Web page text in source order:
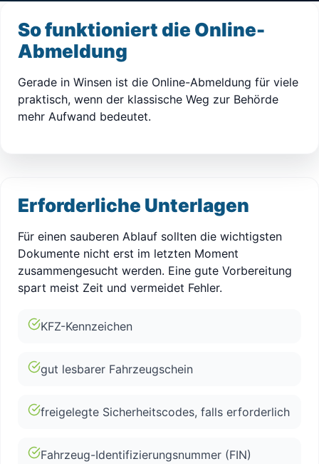
So funktioniert die Online-
Abmeldung
Gerade in Winsen ist die Online-Abmeldung für viele
praktisch, wenn der klassische Weg zur Behörde
mehr Aufwand bedeutet.
Erforderliche Unterlagen
Für einen sauberen Ablauf sollten die wichtigsten
Dokumente nicht erst im letzten Moment
zusammengesucht werden. Eine gute Vorbereitung
spart meist Zeit und vermeidet Fehler.
KFZ-Kennzeichen
gut lesbarer Fahrzeugschein
freigelegte Sicherheitscodes, falls erforderlich
Fahrzeug-Identifizierungsnummer (FIN)